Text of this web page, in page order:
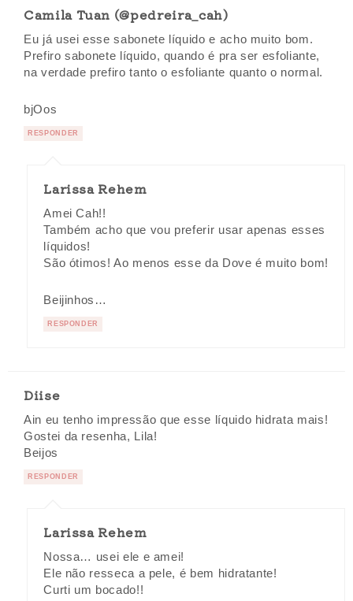
Camila Tuan (@pedreira_cah)
Eu já usei esse sabonete líquido e acho muito bom.
Prefiro sabonete líquido, quando é pra ser esfoliante,
na verdade prefiro tanto o esfoliante quanto o normal.
bjOos
RESPONDER
Larissa Rehem
Amei Cah!!
Também acho que vou preferir usar apenas esses
líquidos!
São ótimos! Ao menos esse da Dove é muito bom!
Beijinhos…
RESPONDER
Diise
Ain eu tenho impressão que esse líquido hidrata mais!
Gostei da resenha, Lila!
Beijos
RESPONDER
Larissa Rehem
Nossa… usei ele e amei!
Ele não resseca a pele, é bem hidratante!
Curti um bocado!!